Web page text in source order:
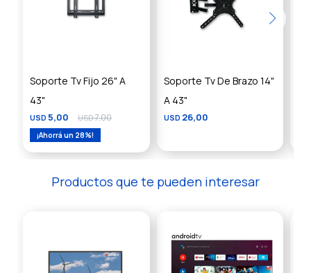
Soporte Tv Fijo 26" A
43"
USD 5,00 USD7,00
28
Soporte Tv De Brazo 14"
A 43"
USD 26,00
Productos que te pueden interesar